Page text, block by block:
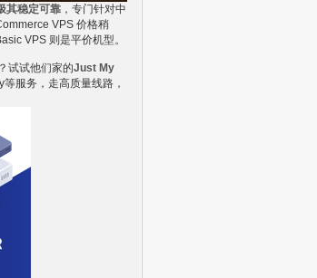
其稳定可靠 ，专门针对中
VPS 价格稍
VPS 则是平价机型。
试试他们家的Just My
等服务，走高质量线路，